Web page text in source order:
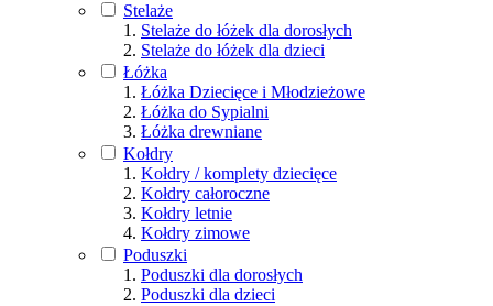
Materace dla dzieci 180x90 cm
Materace dla dzieci 190x80 cm
Materace dla dzieci 190x90 cm
Materace dla dzieci 200x80 cm
Materace dla dzieci 200x90 cm
Materace dla dzieci 200x100 cm
Materace dla dzieci 200x120 cm
Materace dla dzieci 200x140 cm
Materace dla dzieci 200x160 cm
Materace dla dzieci 200x180 cm
Materace dla dzieci 200x200 cm
Stelaże
Stelaże do łóżek dla dorosłych
Stelaże do łóżek dla dzieci
Łóżka
Łóżka Dziecięce i Młodzieżowe
Łóżka do Sypialni
Łóżka drewniane
Kołdry
Kołdry / komplety dziecięce
Kołdry całoroczne
Kołdry letnie
Kołdry zimowe
Poduszki
Poduszki dla dorosłych
Poduszki dla dzieci